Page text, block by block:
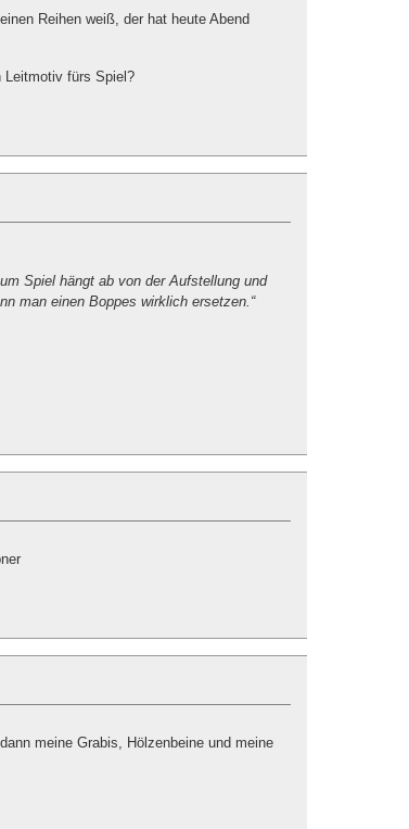
Reihen weiß, der hat heute Abend
Leitmotiv fürs Spiel?
Spiel hängt ab von der Aufstellung und
man einen Boppes wirklich ersetzen.“
meine Grabis, Hölzenbeine und meine